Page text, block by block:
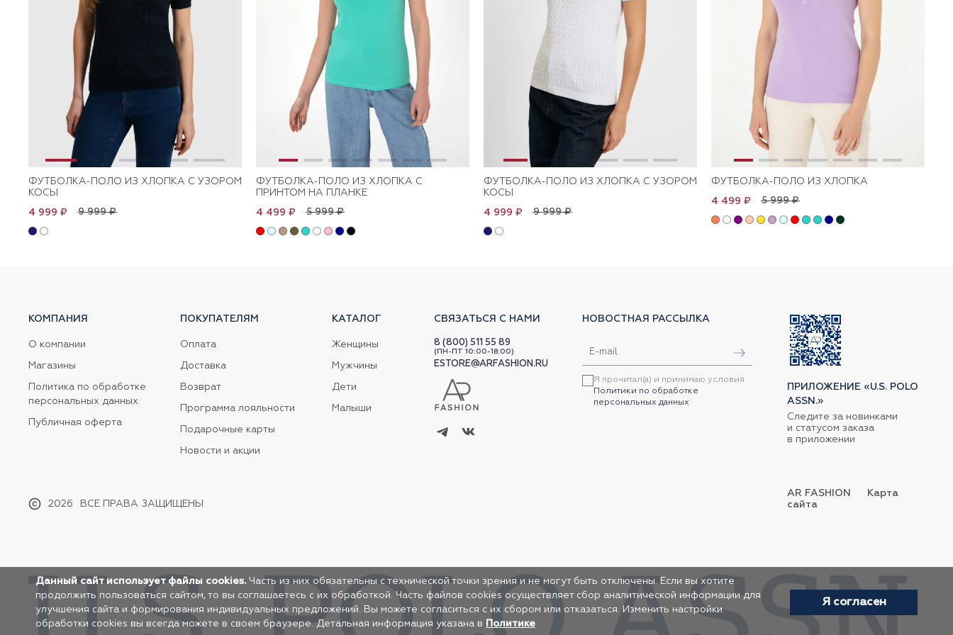
ФУТБОЛКА-ПОЛО ИЗ ХЛОПКА С УЗОРОМ
КОСЫ
9 999 ₽
4 999 ₽
ФУТБОЛКА-ПОЛО ИЗ ХЛОПКА С
ПРИНТОМ НА ПЛАНКЕ
5 999 ₽
4 499 ₽
ФУТБОЛКА-ПОЛО ИЗ ХЛОПКА С УЗОРОМ
КОСЫ
9 999 ₽
4 999 ₽
ФУТБОЛКА-ПОЛО ИЗ ХЛОПКА
5 999 ₽
4 499 ₽
КОМПАНИЯ
О компании
Магазины
Политика по обработке
персональных данных
Публичная оферта
2026 ВСЕ ПРАВА ЗАЩИЩЕНЫ
ПОКУПАТЕЛЯМ
Оплата
Доставка
Возврат
Программа лояльности
Подарочные карты
Новости и акции
КАТАЛОГ
Женщины
Мужчины
Дети
Малыши
СВЯЗАТЬСЯ С НАМИ
8 (800) 511 55 89
(ПН-ПТ 10:00-18:00)
ESTORE@ARFASHION.RU
НОВОСТНАЯ РАССЫЛКА
Я прочитал(а) и принимаю условия
Политики по обработке
персональных данных
ПРИЛОЖЕНИЕ «U.S. POLO
ASSN.»
Следите за новинками
и статусом заказа
в приложении
AR FASHION
Карта
сайта
Данный сайт использует файлы cookies. Часть из них обязательны с технической точки зрения и не могут быть отключены. Если вы хотите
продолжить пользоваться сайтом, то вы соглашаетесь с их обработкой. Часть файлов cookies осуществляет сбор аналитической информации для
улучшения сайта и формирования индивидуальных предложений. Вы можете согласиться с их сбором или отказаться. Изменить настройки
обработки cookies вы всегда можете в своем браузере. Детальная информация указана в Политике
Я согласен